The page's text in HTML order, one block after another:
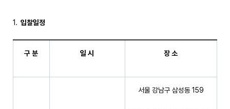
입찰일정
구 분 일 시 장 소
서울 강남구 삼성동 159